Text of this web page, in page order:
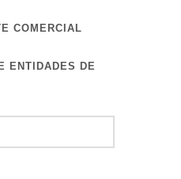
COMERCIAL
ENTIDADES DE